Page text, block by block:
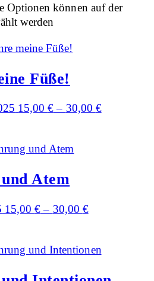
Optionen können auf der
werden
Füße!
15,00€– 30,00 €
Atem
15,00€– 30,00 €